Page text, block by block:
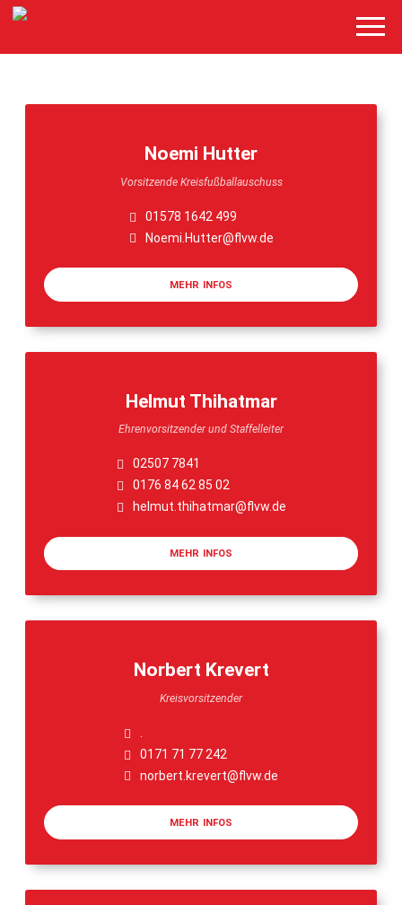
Noemi Hutter
Vorsitzende Kreisfußballauschuss
01578 1642 499
Noemi.Hutter@flvw.de
MEHR INFOS
Helmut Thihatmar
Ehrenvorsitzender und Staffelleiter
02507 7841
0176 84 62 85 02
helmut.thihatmar@flvw.de
MEHR INFOS
Norbert Krevert
Kreisvorsitzender
0171 71 77 242
norbert.krevert@flvw.de
MEHR INFOS